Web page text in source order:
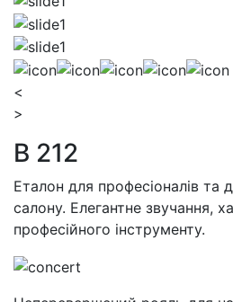
<
>
B 212
Еталон для професіоналів та
салону. Елегантне звучання,
професійного інструменту.